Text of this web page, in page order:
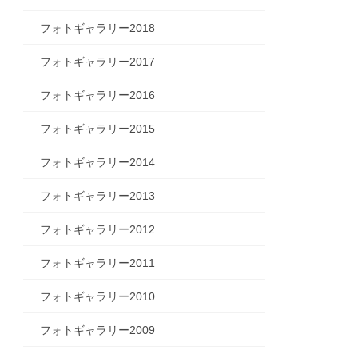
フォトギャラリー2018
フォトギャラリー2017
フォトギャラリー2016
フォトギャラリー2015
フォトギャラリー2014
フォトギャラリー2013
フォトギャラリー2012
フォトギャラリー2011
フォトギャラリー2010
フォトギャラリー2009